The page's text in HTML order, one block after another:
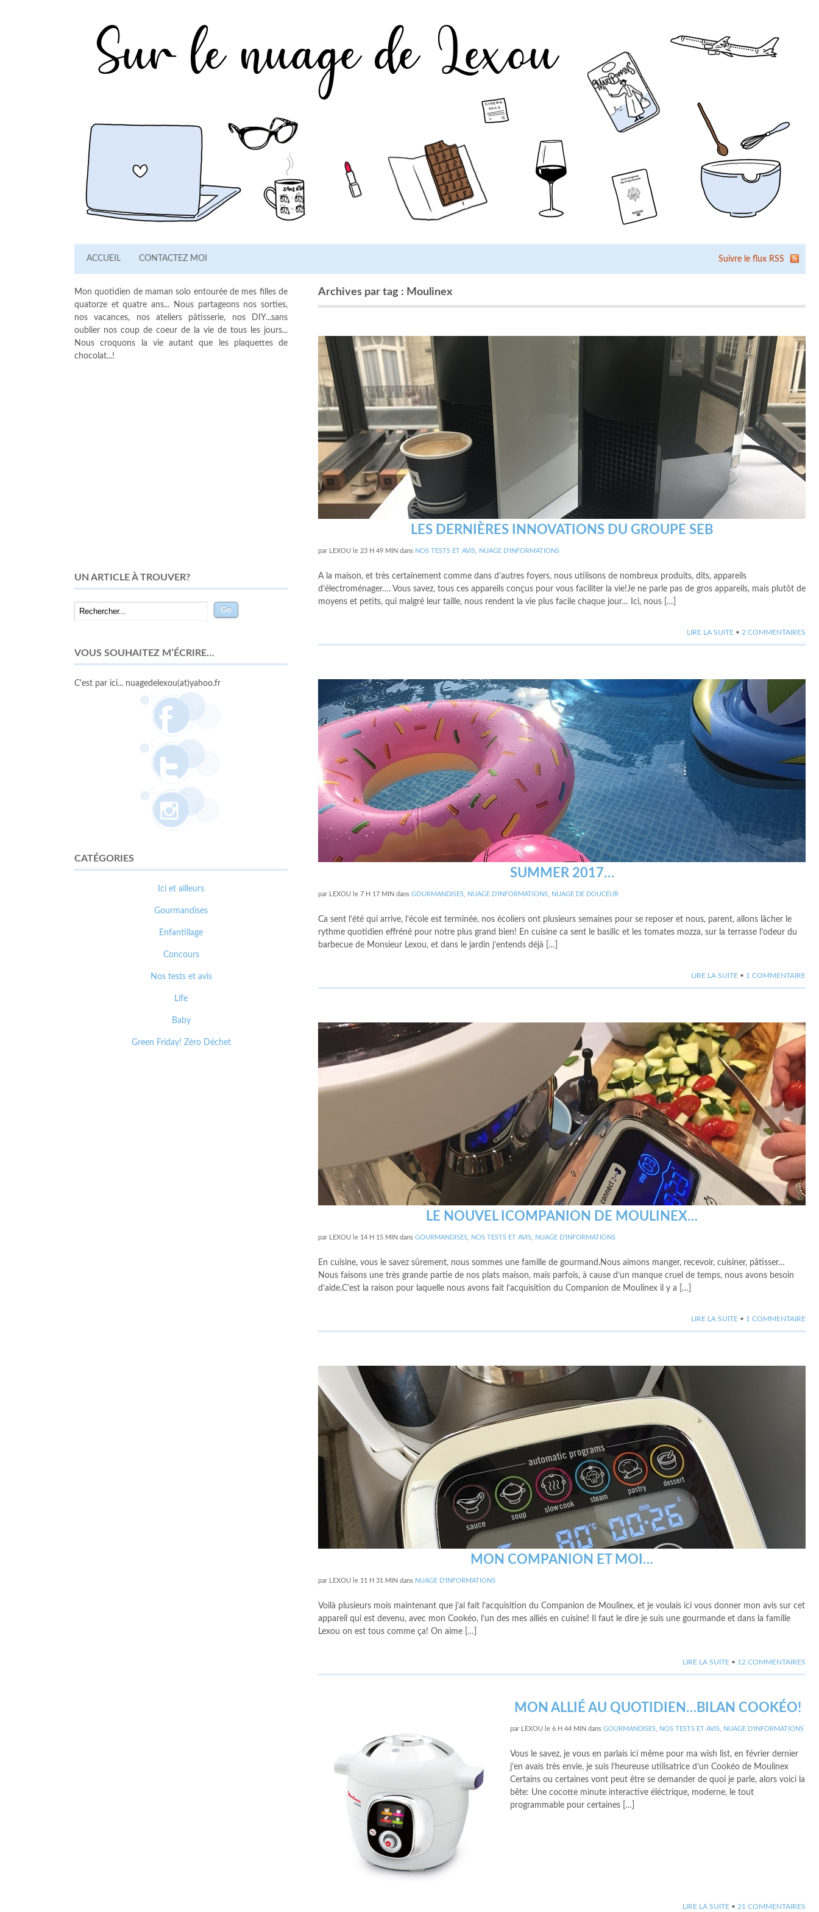
ACCUEIL CONTACTEZ MOI Suivre le flux RSS
Archives par tag : Moulinex
LES DERNIÈRES INNOVATIONS DU GROUPE SEB
par LEXOU le 23 H 49 MIN dans NOS TESTS ET AVIS NUAGE D'INFORMATIONS
A la maison, et très certainement comme dans d’autres foyers, nous utilisons de nombreux produits, dits, appareils
d’électroménager…. Vous savez, tous ces appareils conçus pour vous faciliter la vie!Je ne parle pas de gros appareils, mais plutôt de
moyens et petits, qui malgré leur taille, nous rendent la vie plus facile chaque jour… Ici, nous […]
LIRE LA SUITE • 2 COMMENTAIRES
SUMMER 2017…
par LEXOU le 7 H 17 MIN dans GOURMANDISES NUAGE D'INFORMATIONS NUAGE DE DOUCEUR
Ca sent l’été qui arrive, l’école est terminée, nos écoliers ont plusieurs semaines pour se reposer et nous, parent, allons lâcher le
rythme quotidien effréné pour notre plus grand bien! En cuisine ca sent le basilic et les tomates mozza, sur la terrasse l’odeur du
barbecue de Monsieur Lexou, et dans le jardin j’entends déjà […]
LIRE LA SUITE • 1 COMMENTAIRE
LE NOUVEL ICOMPANION DE MOULINEX…
par LEXOU le 14 H 15 MIN dans GOURMANDISES NOS TESTS ET AVIS NUAGE D'INFORMATIONS
En cuisine, vous le savez sûrement, nous sommes une famille de gourmand.Nous aimons manger, recevoir, cuisiner, pâtisser…
Nous faisons une très grande partie de nos plats maison, mais parfois, à cause d’un manque cruel de temps, nous avons besoin
d’aide.C’est la raison pour laquelle nous avons fait l’acquisition du Companion de Moulinex il y a […]
LIRE LA SUITE • 1 COMMENTAIRE
MON COMPANION ET MOI…
par LEXOU le 11 H 31 MIN dans NUAGE D'INFORMATIONS
Voilà plusieurs mois maintenant que j’ai fait l’acquisition du Companion de Moulinex, et je voulais ici vous donner mon avis sur cet
appareil qui est devenu, avec mon Cookéo, l’un des mes alliés en cuisine! Il faut le dire je suis une gourmande et dans la famille
Lexou on est tous comme ça! On aime […]
LIRE LA SUITE • 12 COMMENTAIRES
MON ALLIÉ AU QUOTIDIEN…BILAN COOKÉO!
par LEXOU le 6 H 44 MIN dans GOURMANDISES NOS TESTS ET AVIS NUAGE D'INFORMATIONS
Vous le savez, je vous en parlais ici même pour ma wish list, en février dernier
j’en avais très envie, je suis l’heureuse utilisatrice d’un Cookéo de Moulinex
Certains ou certaines vont peut être se demander de quoi je parle, alors voici la
bête: Une cocotte minute interactive éléctrique, moderne, le tout
programmable pour certaines […]
LIRE LA SUITE • 21 COMMENTAIRES
Mon quotidien de maman solo entourée de mes filles de
quatorze et quatre ans... Nous partageons nos sorties,
nos vacances, nos ateliers pâtisserie, nos DIY...sans
oublier nos coup de coeur de la vie de tous les jours...
Nous croquons la vie autant que les plaquettes de
chocolat...!
UN ARTICLE À TROUVER?
VOUS SOUHAITEZ M’ÉCRIRE…
C'est par ici... nuagedelexou(at)yahoo.fr
CATÉGORIES
Ici et ailleurs
Gourmandises
Enfantillage
Concours
Nos tests et avis
Life
Baby
Green Friday! Zéro Déchet